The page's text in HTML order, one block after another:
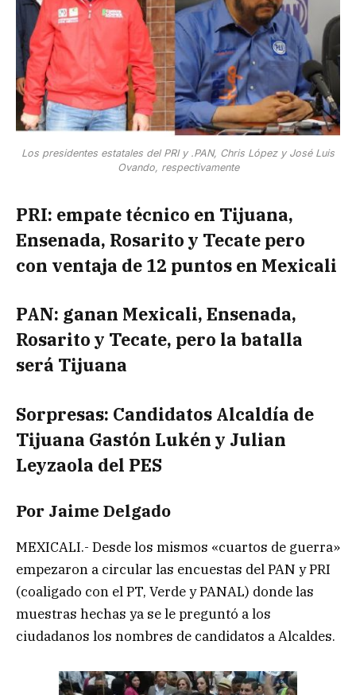
Los presidentes estatales del PRI y .PAN, Chris López y José Luis
Ovando, respectivamente
PRI: empate técnico en Tijuana,
Ensenada, Rosarito y Tecate pero
con ventaja de 12 puntos en Mexicali
PAN: ganan Mexicali, Ensenada,
Rosarito y Tecate, pero la batalla
será Tijuana
Sorpresas: Candidatos Alcaldía de
Tijuana Gastón Lukén y Julian
Leyzaola del PES
Por Jaime Delgado
MEXICALI.- Desde los mismos «cuartos de guerra»
empezaron a circular las encuestas del PAN y PRI
(coaligado con el PT, Verde y PANAL) donde las
muestras hechas ya se le preguntó a los
ciudadanos los nombres de candidatos a Alcaldes.